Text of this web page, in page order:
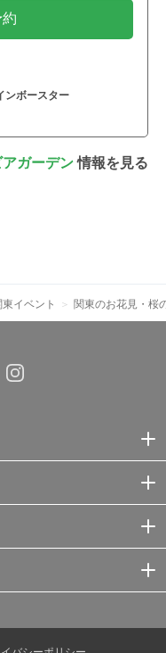
ンボースター
アガーデン情報を見る
イベント 関東のお花見・桜